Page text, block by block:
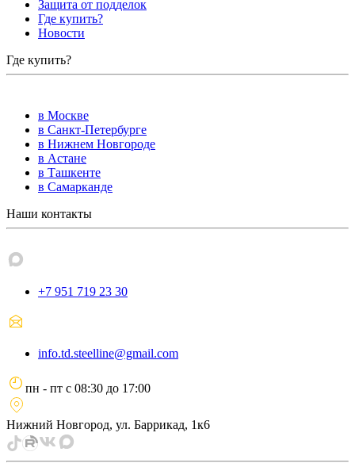
Защита от подделок
Где купить?
Новости
Где купить?
в Москве
в Санкт-Петербурге
в Нижнем Новгороде
в Астане
в Ташкенте
в Самарканде
Наши контакты
+7 951 719 23 30
info.td.steelline@gmail.com
пн - пт с 08:30 до 17:00
Нижний Новгород, ул. Баррикад, 1к6